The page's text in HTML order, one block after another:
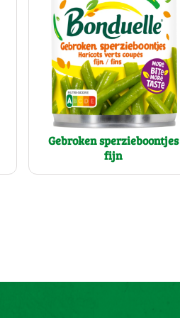
Gebroken sperzieboontjes
fijn